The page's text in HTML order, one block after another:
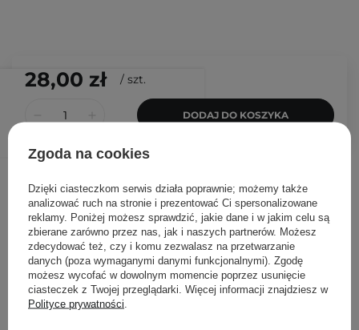
28,00 zł / szt.
DODAJ DO KOSZYKA
Zgoda na cookies
Dzięki ciasteczkom serwis działa poprawnie; możemy także
analizować ruch na stronie i prezentować Ci spersonalizowane
reklamy. Poniżej możesz sprawdzić, jakie dane i w jakim celu są
zbierane zarówno przez nas, jak i naszych partnerów. Możesz
zdecydować też, czy i komu zezwalasz na przetwarzanie
danych (poza wymaganymi danymi funkcjonalnymi). Zgodę
możesz wycofać w dowolnym momencie poprzez usunięcie
ciasteczek z Twojej przeglądarki. Więcej informacji znajdziesz w
Polityce prywatności